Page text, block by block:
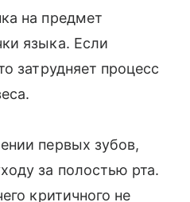
на предмет
языка. Если
затрудняет процесс
первых зубов,
за полостью рта.
критичного не